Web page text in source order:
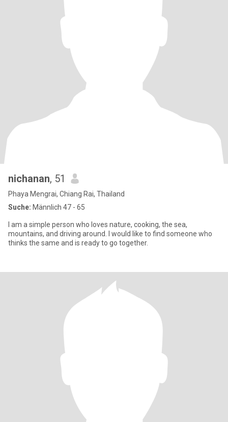
nichanan, 51
Phaya Mengrai, Chiang Rai, Thailand
Suche: Männlich 47 - 65
I am a simple person who loves nature, cooking, the sea,
mountains, and driving around. I would like to find someone who
thinks the same and is ready to go together.